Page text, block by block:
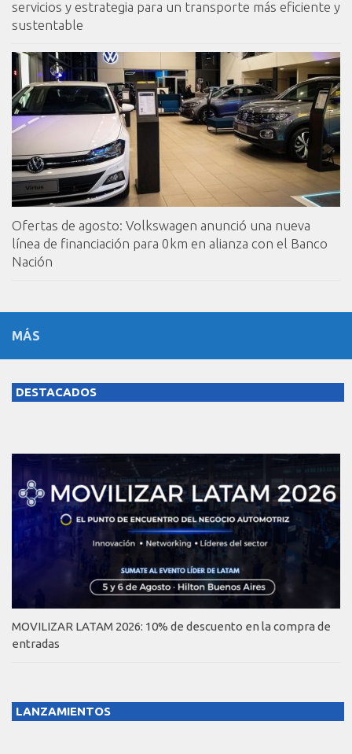
servicios y estrategia para un transporte más eficiente y
sustentable
Ofertas de agosto: Volkswagen anunció una nueva
línea de financiación para 0km en alianza con el Banco
Nación
MÁS
DESTACADOS
MOVILIZAR LATAM 2026: 10% de descuento en la compra de
entradas
LANZAMIENTOS